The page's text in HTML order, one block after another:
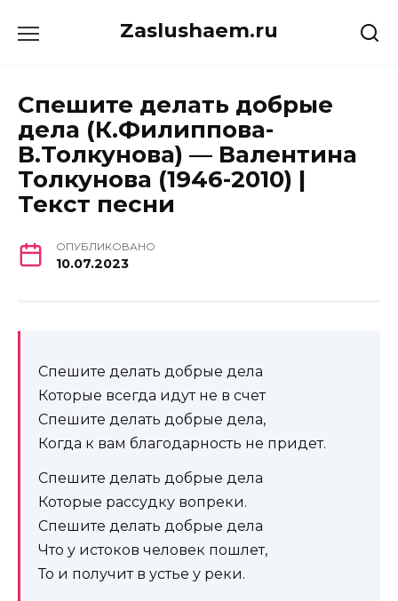
Zaslushaem.ru
Спешите делать добрые
дела (К.Филиппова-
В.Толкунова) — Валентина
Толкунова (1946-2010) |
Текст песни
ОПУБЛИКОВАНО
10.07.2023
Спешите делать добрые дела
Которые всегда идут не в счет
Спешите делать добрые дела,
Когда к вам благодарность не придет.
Спешите делать добрые дела
Которые рассудку вопреки.
Спешите делать добрые дела
Что у истоков человек пошлет,
То и получит в устье у реки.